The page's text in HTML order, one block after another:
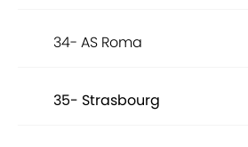
34- AS Roma
35- Strasbourg